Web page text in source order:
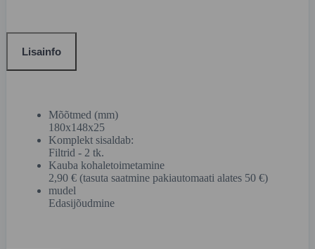
Lisainfo
Mõõtmed (mm)
180x148x25
Komplekt sisaldab:
Filtrid - 2 tk.
Kauba kohaletoimetamine
2,90 € (tasuta saatmine pakiautomaati alates 50 €)
mudel
Edasijõudmine